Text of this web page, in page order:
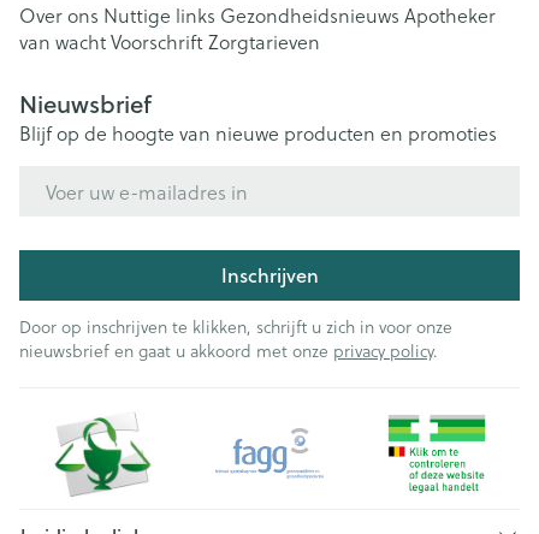
Over ons Nuttige links Gezondheidsnieuws Apotheker
van wachtVoorschriftZorgtarieven
Nieuwsbrief
Blijf op de hoogte van nieuwe producten en promoties
Inschrijven
Door op inschrijven te klikken, schrijft u zich in voor onze
nieuwsbrief en gaat u akkoord met onze privacy policy.